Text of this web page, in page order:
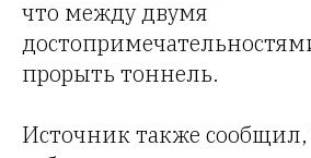
что между двумя
прорыть тоннель.
Источник также